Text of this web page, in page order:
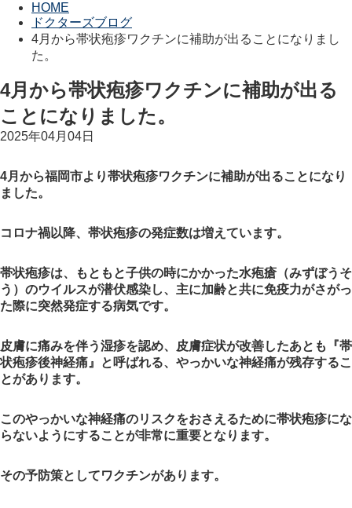
HOME
ドクターズブログ
4月から帯状疱疹ワクチンに補助が出ることになりまし
た。
4月から帯状疱疹ワクチンに補助が出る
ことになりました。
2025年04月04日
4月から福岡市より帯状疱疹ワクチンに補助が出ることになり
ました。
コロナ禍以降、帯状疱疹の発症数は増えています。
帯状疱疹は、もともと子供の時にかかった水疱瘡（みずぼうそ
う）のウイルスが潜伏感染し、主に加齢と共に免疫力がさがっ
た際に突然発症する病気です。
皮膚に痛みを伴う湿疹を認め、皮膚症状が改善したあとも『帯
状疱疹後神経痛』と呼ばれる、やっかいな神経痛が残存するこ
とがあります。
このやっかいな神経痛のリスクをおさえるために帯状疱疹にな
らないようにすることが非常に重要となります。
その予防策としてワクチンがあります。